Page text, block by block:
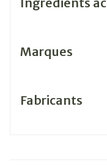
Marques
Fabricants